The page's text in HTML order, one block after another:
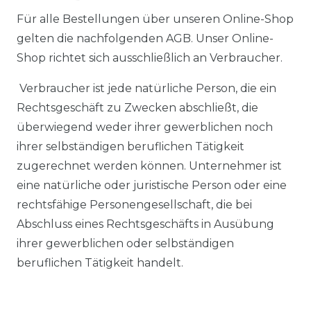
Für alle Bestellungen über unseren Online-Shop
gelten die nachfolgenden AGB. Unser Online-
Shop richtet sich ausschließlich an Verbraucher.
Verbraucher ist jede natürliche Person, die ein
Rechtsgeschäft zu Zwecken abschließt, die
überwiegend weder ihrer gewerblichen noch
ihrer selbständigen beruflichen Tätigkeit
zugerechnet werden können. Unternehmer ist
eine natürliche oder juristische Person oder eine
rechtsfähige Personengesellschaft, die bei
Abschluss eines Rechtsgeschäfts in Ausübung
ihrer gewerblichen oder selbständigen
beruflichen Tätigkeit handelt.